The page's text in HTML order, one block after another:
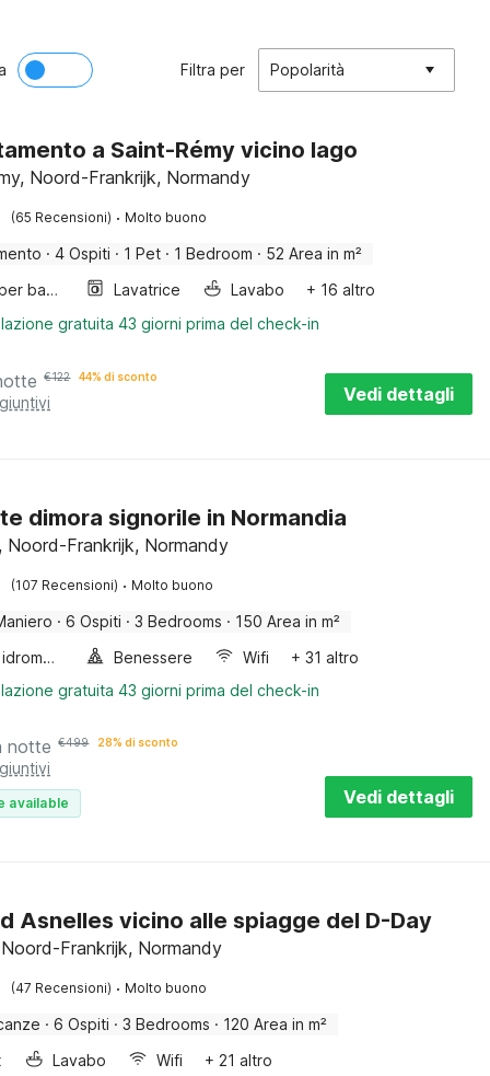
Filtra per Popolarità
a Saint-Rémy vicino lago
Noord-Frankrijk, Normandy
(65 Recensioni) · Molto buono
· 4 Ospiti · 1 Pet · 1 Bedroom · 52 Area in m²
Letto per bambini
Lavatrice Lavabo
+ 16 altro
gratuita 43 giorni prima del check-in
€122 44% di sconto
Vedi dettagli
dimora signorile in Normandia
Noord-Frankrijk, Normandy
(107 Recensioni) · Molto buono
· 6 Ospiti · 3 Bedrooms · 150 Area in m²
Vasca idromassaggio
Benessere Wifi
+ 31 altro
gratuita 43 giorni prima del check-in
notte €499 28% di sconto
available Vedi dettagli
Asnelles vicino alle spiagge del D-Day
Frankrijk, Normandy
(47 Recensioni) · Molto buono
· 6 Ospiti · 3 Bedrooms · 120 Area in m²
Lavabo Wifi
+ 21 altro